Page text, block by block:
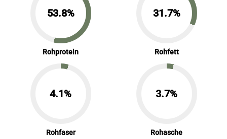
53.8%
Rohprotein
31.7%
Rohfett
4.1%
Rohfaser
3.7%
Rohasche